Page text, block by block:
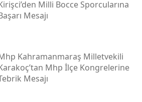
Milli Bocce Sporcularına
Mesajı
Kahramanmaraş Milletvekili
Mhp İlçe Kongrelerine
Mesajı